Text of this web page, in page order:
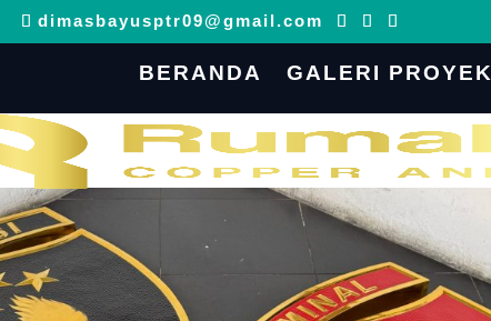
dimasbayusptr09@gmail.com
BERANDA GALERI PROYEK